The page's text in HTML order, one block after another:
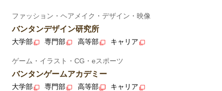
ファッション・ヘアメイク・デザイン・映像
バンタンデザイン研究所
大学部 専門部 高等部 キャリア
ゲーム・イラスト・CG・eスポーツ
バンタンゲームアカデミー
大学部 専門部 高等部 キャリア